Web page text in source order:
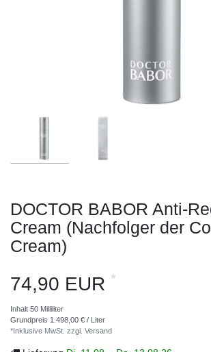
DOCTOR BABOR Anti-
Cream (Nachfolger der
Cream)
74,90 EUR *
Inhalt 50 Milliliter
Grundpreis 1.498,00 € / Liter
*Inklusive MwSt. zzgl. Versand